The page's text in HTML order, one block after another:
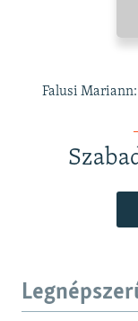
Falusi Mariann: